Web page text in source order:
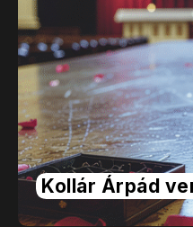
Kollár Árpád